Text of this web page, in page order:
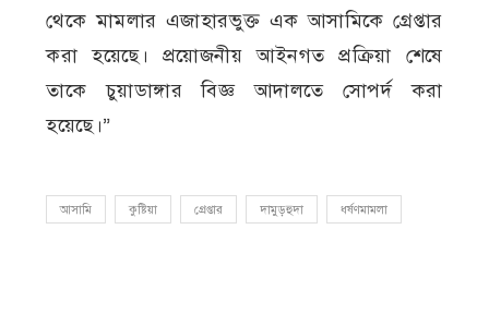
থেকে মামলার এজাহারভুক্ত এক আসামিকে গ্রেপ্তার
করা হয়েছে। প্রয়োজনীয় আইনগত প্রক্রিয়া শেষে
তাকে চুয়াডাঙ্গার বিজ্ঞ আদালতে সোপর্দ করা
হয়েছে।”
আসামি কুষ্টিয়া গ্রেপ্তার দামুড়হুদা ধর্ষণমামলা